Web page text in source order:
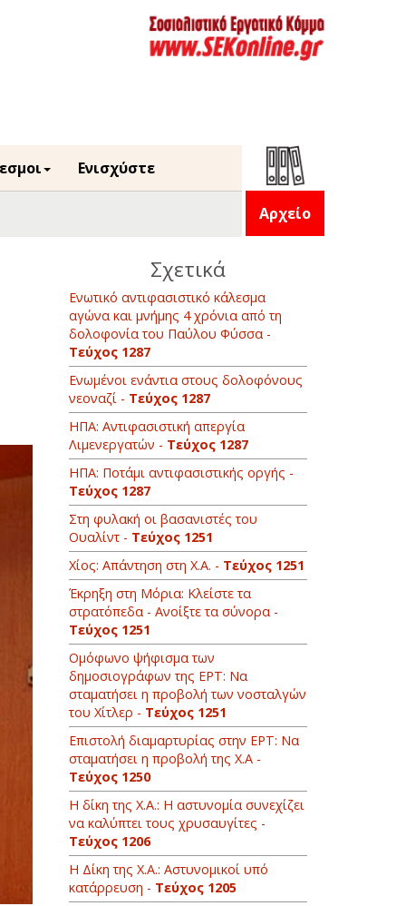
Ενισχύστε
Αρχείο
Σχετικά
Ενωτικό αντιφασιστικό κάλεσμα
αγώνα και μνήμης 4 χρόνια από τη
δολοφονία του Παύλου Φύσσα -
Τεύχος 1287
Ενωμένοι ενάντια στους δολοφόνους
νεοναζί - Τεύχος 1287
ΗΠΑ: Αντιφασιστική απεργία
Λιμενεργατών - Τεύχος 1287
ΗΠΑ: Ποτάμι αντιφασιστικής οργής -
Τεύχος 1287
Στη φυλακή οι βασανιστές του
Ουαλίντ - Τεύχος 1251
Χίος: Απάντηση στη Χ.Α. - Τεύχος 1251
Έκρηξη στη Μόρια: Κλείστε τα
στρατόπεδα - Ανοίξτε τα σύνορα -
Τεύχος 1251
Oμόφωνο ψήφισμα των
δημοσιογράφων της ΕΡΤ: Να
σταματήσει η προβολή των νοσταλγών
του Χίτλερ - Τεύχος 1251
Επιστολή διαμαρτυρίας στην ΕΡΤ: Να
σταματήσει η προβολή της Χ.Α -
Τεύχος 1250
H δίκη της Χ.Α.: Η αστυνομία συνεχίζει
να καλύπτει τους χρυσαυγίτες -
Τεύχος 1206
Η Δίκη της Χ.Α.: Αστυνομικοί υπό
κατάρρευση - Τεύχος 1205